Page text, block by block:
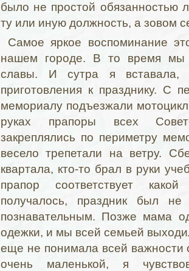
было не простой обязанностью
ту или иную должность, а зовом
Самое яркое воспоминание
нашем городе. В то время мы
славы. И сутра я вставала,
приготовления к празднику. С
мемориалу подъезжали
руках прапоры всех
закреплялись по периметру
весело трепетали на ветру.
квартала, кто-то брал в руки
прапор соответствует
получалось, праздник был
познавательным. Позже мама
одежки, и мы всей семьей
еще не понимала всей важности
очень маленькой, я